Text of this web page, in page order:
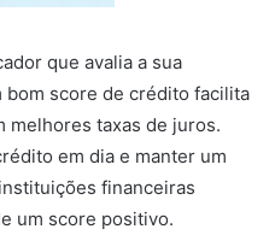
que avalia a sua
bom score de crédito facilita
melhores taxas de juros.
em dia e manter um
financeiras
um score positivo.